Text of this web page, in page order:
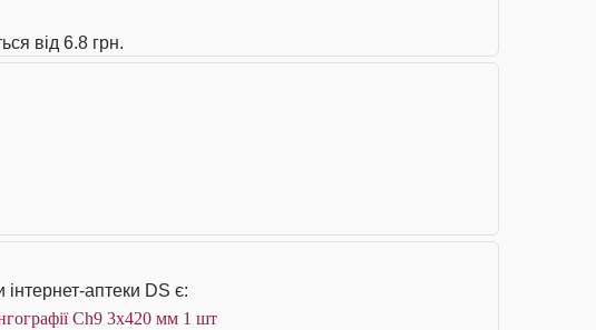
від 6.8 грн.
інтернет-аптеки DS є:
Ch9 3x420 мм 1 шт